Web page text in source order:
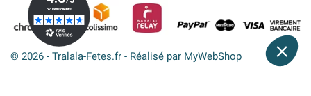
© 2026 - Tralala-Fetes.fr - Réalisé par MyWebShop